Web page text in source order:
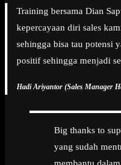
Training bersama Dian
kepercayaan diri sales
sehingga bisa tau potensi
positif sehingga menjadi
Hadi Ariyantor (Sales Manager
Big thanks to
yang sudah